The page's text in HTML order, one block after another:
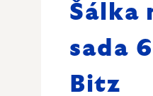
Šálka
sada
Bitz